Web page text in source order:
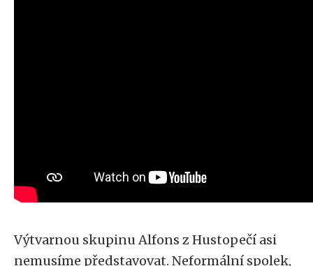
Výtvarnou skupinu Alfons z Hustopečí asi
nemusíme představovat. Neformální spolek,